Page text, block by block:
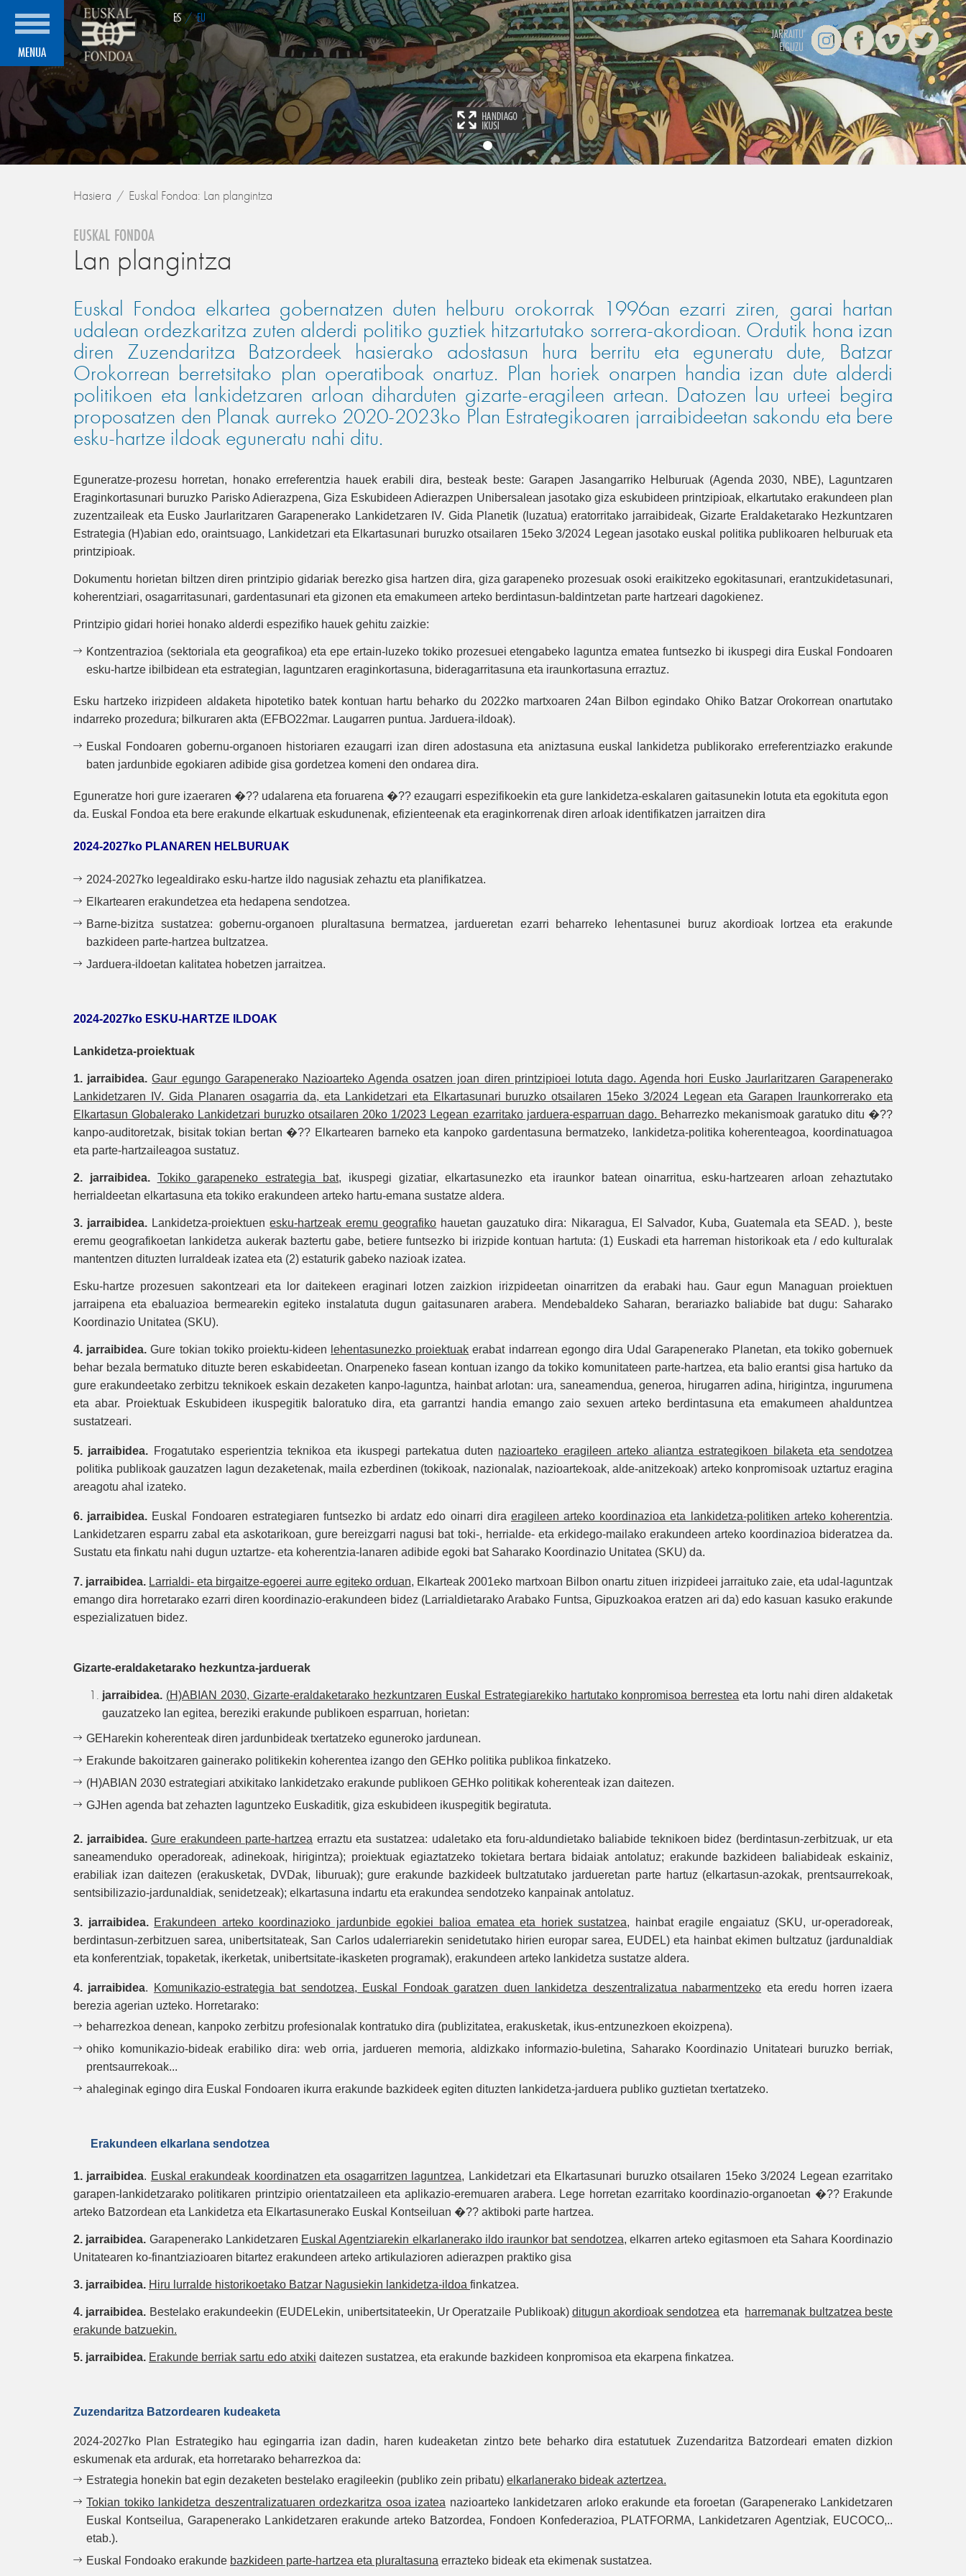
MENUA
ES / EU
JARRAITU
EIGUZU
InstagramFacebookVimeoTwitter
Hasiera Euskal Fondoa: Lan plangintza
EUSKAL FONDOA
Lan plangintza
Euskal Fondoa elkartea gobernatzen duten helburu orokorrak 1996an ezarri ziren, garai hartan
udalean ordezkaritza zuten alderdi politiko guztiek hitzartutako sorrera-akordioan. Ordutik hona izan
diren Zuzendaritza Batzordeek hasierako adostasun hura berritu eta eguneratu dute, Batzar
Orokorrean berretsitako plan operatiboak onartuz. Plan horiek onarpen handia izan dute alderdi
politikoen eta lankidetzaren arloan diharduten gizarte-eragileen artean. Datozen lau urteei begira
proposatzen den Planak aurreko 2020-2023ko Plan Estrategikoaren jarraibideetan sakondu eta bere
esku-hartze ildoak eguneratu nahi ditu.
Eguneratze-prozesu horretan, honako erreferentzia hauek erabili dira, besteak beste: Garapen Jasangarriko Helburuak (Agenda 2030, NBE), Laguntzaren
Eraginkortasunari buruzko Parisko Adierazpena, Giza Eskubideen Adierazpen Unibersalean jasotako giza eskubideen printzipioak, elkartutako erakundeen plan
zuzentzaileak eta Eusko Jaurlaritzaren Garapenerako Lankidetzaren IV. Gida Planetik (luzatua) eratorritako jarraibideak, Gizarte Eraldaketarako Hezkuntzaren
Estrategia (H)abian edo, oraintsuago, Lankidetzari eta Elkartasunari buruzko otsailaren 15eko 3/2024 Legean jasotako euskal politika publikoaren helburuak eta
printzipioak.
Dokumentu horietan biltzen diren printzipio gidariak berezko gisa hartzen dira, giza garapeneko prozesuak osoki eraikitzeko egokitasunari, erantzukidetasunari,
koherentziari, osagarritasunari, gardentasunari eta gizonen eta emakumeen arteko berdintasun-baldintzetan parte hartzeari dagokienez.
Printzipio gidari horiei honako alderdi espezifiko hauek gehitu zaizkie:
Kontzentrazioa (sektoriala eta geografikoa) eta epe ertain-luzeko tokiko prozesuei etengabeko laguntza ematea funtsezko bi ikuspegi dira Euskal Fondoaren
esku-hartze ibilbidean eta estrategian, laguntzaren eraginkortasuna, bideragarritasuna eta iraunkortasuna erraztuz.
Esku hartzeko irizpideen aldaketa hipotetiko batek kontuan hartu beharko du 2022ko martxoaren 24an Bilbon egindako Ohiko Batzar Orokorrean onartutako
indarreko prozedura; bilkuraren akta (EFBO22mar. Laugarren puntua. Jarduera-ildoak).
Euskal Fondoaren gobernu-organoen historiaren ezaugarri izan diren adostasuna eta aniztasuna euskal lankidetza publikorako erreferentziazko erakunde
baten jardunbide egokiaren adibide gisa gordetzea komeni den ondarea dira.
Eguneratze hori gure izaeraren �?? udalarena eta foruarena �?? ezaugarri espezifikoekin eta gure lankidetza-eskalaren gaitasunekin lotuta eta egokituta egon
da. Euskal Fondoa eta bere erakunde elkartuak eskudunenak, efizienteenak eta eraginkorrenak diren arloak identifikatzen jarraitzen dira
2024-2027ko PLANAREN HELBURUAK
2024-2027ko legealdirako esku-hartze ildo nagusiak zehaztu eta planifikatzea.
Elkartearen erakundetzea eta hedapena sendotzea.
Barne-bizitza sustatzea: gobernu-organoen pluraltasuna bermatzea, jardueretan ezarri beharreko lehentasunei buruz akordioak lortzea eta erakunde
bazkideen parte-hartzea bultzatzea.
Jarduera-ildoetan kalitatea hobetzen jarraitzea.
2024-2027ko ESKU-HARTZE ILDOAK
Lankidetza-proiektuak
1. jarraibidea.Gaur egungo Garapenerako Nazioarteko Agenda osatzen joan diren printzipioei lotuta dago. Agenda hori Eusko Jaurlaritzaren Garapenerako
Lankidetzaren IV. Gida Planaren osagarria da, eta Lankidetzari eta Elkartasunari buruzko otsailaren 15eko 3/2024 Legean eta Garapen Iraunkorrerako eta
Elkartasun Globalerako Lankidetzari buruzko otsailaren 20ko 1/2023 Legean ezarritako jarduera-esparruan dago. Beharrezko mekanismoak garatuko ditu �??
kanpo-auditoretzak, bisitak tokian bertan �?? Elkartearen barneko eta kanpoko gardentasuna bermatzeko, lankidetza-politika koherenteagoa, koordinatuagoa
eta parte-hartzaileagoa sustatuz.
2. jarraibidea. Tokiko garapeneko estrategia bat, ikuspegi gizatiar, elkartasunezko eta iraunkor batean oinarritua, esku-hartzearen arloan zehaztutako
herrialdeetan elkartasuna eta tokiko erakundeen arteko hartu-emana sustatze aldera.
3. jarraibidea. Lankidetza-proiektuenesku-hartzeak eremu geografiko hauetan gauzatuko dira: Nikaragua, El Salvador, Kuba, Guatemala eta SEAD. ), beste
eremu geografikoetan lankidetza aukerak baztertu gabe, betiere funtsezko bi irizpide kontuan hartuta: (1) Euskadi eta harreman historikoak eta / edo kulturalak
mantentzen dituzten lurraldeak izatea eta (2) estaturik gabeko nazioak izatea.
Esku-hartze prozesuen sakontzeari eta lor daitekeen eraginari lotzen zaizkion irizpideetan oinarritzen da erabaki hau. Gaur egun Managuan proiektuen
jarraipena eta ebaluazioa bermearekin egiteko instalatuta dugun gaitasunaren arabera. Mendebaldeko Saharan, berariazko baliabide bat dugu: Saharako
Koordinazio Unitatea (SKU).
4. jarraibidea. Gure tokian tokiko proiektu-kideen lehentasunezko proiektuak erabat indarrean egongo dira Udal Garapenerako Planetan, eta tokiko gobernuek
behar bezala bermatuko dituzte beren eskabideetan. Onarpeneko fasean kontuan izango da tokiko komunitateen parte-hartzea, eta balio erantsi gisa hartuko da
gure erakundeetako zerbitzu teknikoek eskain dezaketen kanpo-laguntza, hainbat arlotan: ura, saneamendua, generoa, hirugarren adina, hirigintza, ingurumena
eta abar. Proiektuak Eskubideen ikuspegitik baloratuko dira, eta garrantzi handia emango zaio sexuen arteko berdintasuna eta emakumeen ahalduntzea
sustatzeari.
5. jarraibidea. Frogatutako esperientzia teknikoa eta ikuspegi partekatua duten nazioarteko eragileen arteko aliantza estrategikoen bilaketa eta sendotzea
politika publikoak gauzatzen lagun dezaketenak, maila ezberdinen (tokikoak, nazionalak, nazioartekoak, alde-anitzekoak) arteko konpromisoak uztartuz eragina
areagotu ahal izateko.
6. jarraibidea. Euskal Fondoaren estrategiaren funtsezko bi ardatz edo oinarri dira eragileen arteko koordinazioa eta lankidetza-politiken arteko koherentzia.
Lankidetzaren esparru zabal eta askotarikoan, gure bereizgarri nagusi bat toki-, herrialde- eta erkidego-mailako erakundeen arteko koordinazioa bideratzea da.
Sustatu eta finkatu nahi dugun uztartze- eta koherentzia-lanaren adibide egoki bat Saharako Koordinazio Unitatea (SKU) da.
7. jarraibidea. Larrialdi- eta birgaitze-egoerei aurre egiteko orduan, Elkarteak 2001eko martxoan Bilbon onartu zituen irizpideei jarraituko zaie, eta udal-laguntzak
emango dira horretarako ezarri diren koordinazio-erakundeen bidez (Larrialdietarako Arabako Funtsa, Gipuzkoakoa eratzen ari da) edo kasuan kasuko erakunde
espezializatuen bidez.
Gizarte-eraldaketarako hezkuntza-jarduerak
jarraibidea. (H)ABIAN 2030, Gizarte-eraldaketarako hezkuntzaren Euskal Estrategiarekiko hartutako konpromisoa berrestea eta lortu nahi diren aldaketak
gauzatzeko lan egitea, bereziki erakunde publikoen esparruan, horietan:
GEHarekin koherenteak diren jardunbideak txertatzeko eguneroko jardunean.
Erakunde bakoitzaren gainerako politikekin koherentea izango den GEHko politika publikoa finkatzeko.
(H)ABIAN 2030 estrategiari atxikitako lankidetzako erakunde publikoen GEHko politikak koherenteak izan daitezen.
GJHen agenda bat zehazten laguntzeko Euskaditik, giza eskubideen ikuspegitik begiratuta.
2. jarraibidea. Gure erakundeen parte-hartzea erraztu eta sustatzea: udaletako eta foru-aldundietako baliabide teknikoen bidez (berdintasun-zerbitzuak, ur eta
saneamenduko operadoreak, adinekoak, hirigintza); proiektuak egiaztatzeko tokietara bertara bidaiak antolatuz; erakunde bazkideen baliabideak eskainiz,
erabiliak izan daitezen (erakusketak, DVDak, liburuak); gure erakunde bazkideek bultzatutako jardueretan parte hartuz (elkartasun-azokak, prentsaurrekoak,
sentsibilizazio-jardunaldiak, senidetzeak); elkartasuna indartu eta erakundea sendotzeko kanpainak antolatuz.
3. jarraibidea. Erakundeen arteko koordinazioko jardunbide egokiei balioa ematea eta horiek sustatzea, hainbat eragile engaiatuz (SKU, ur-operadoreak,
berdintasun-zerbitzuen sarea, unibertsitateak, San Carlos udalerriarekin senidetutako hirien europar sarea, EUDEL) eta hainbat ekimen bultzatuz (jardunaldiak
eta konferentziak, topaketak, ikerketak, unibertsitate-ikasketen programak), erakundeen arteko lankidetza sustatze aldera.
4. jarraibidea. Komunikazio-estrategia bat sendotzea, Euskal Fondoak garatzen duen lankidetza deszentralizatua nabarmentzeko eta eredu horren izaera
berezia agerian uzteko. Horretarako:
beharrezkoa denean, kanpoko zerbitzu profesionalak kontratuko dira (publizitatea, erakusketak, ikus-entzunezkoen ekoizpena).
ohiko komunikazio-bideak erabiliko dira: web orria, jardueren memoria, aldizkako informazio-buletina, Saharako Koordinazio Unitateari buruzko berriak,
prentsaurrekoak...
ahaleginak egingo dira Euskal Fondoaren ikurra erakunde bazkideek egiten dituzten lankidetza-jarduera publiko guztietan txertatzeko.
Erakundeen elkarlana sendotzea
1. jarraibidea. Euskal erakundeak koordinatzen eta osagarritzen laguntzea, Lankidetzari eta Elkartasunari buruzko otsailaren 15eko 3/2024 Legean ezarritako
garapen-lankidetzarako politikaren printzipio orientatzaileen eta aplikazio-eremuaren arabera. Lege horretan ezarritako koordinazio-organoetan �?? Erakunde
arteko Batzordean eta Lankidetza eta Elkartasunerako Euskal Kontseiluan �?? aktiboki parte hartzea.
2. jarraibidea. Garapenerako Lankidetzaren Euskal Agentziarekin elkarlanerako ildo iraunkor bat sendotzea, elkarren arteko egitasmoen eta Sahara Koordinazio
Unitatearen ko-finantziazioaren bitartez erakundeen arteko artikulazioren adierazpen praktiko gisa
3. jarraibidea. Hiru lurralde historikoetako Batzar Nagusiekin lankidetza-ildoa finkatzea.
4. jarraibidea. Bestelako erakundeekin (EUDELekin, unibertsitateekin, Ur Operatzaile Publikoak) ditugun akordioak sendotzea eta harremanak bultzatzea beste
erakunde batzuekin.
5. jarraibidea. Erakunde berriak sartu edo atxiki daitezen sustatzea, eta erakunde bazkideen konpromisoa eta ekarpena finkatzea.
Zuzendaritza Batzordearen kudeaketa
2024-2027ko Plan Estrategiko hau egingarria izan dadin, haren kudeaketan zintzo bete beharko dira estatutuek Zuzendaritza Batzordeari ematen dizkion
eskumenak eta ardurak, eta horretarako beharrezkoa da:
Estrategia honekin bat egin dezaketen bestelako eragileekin (publiko zein pribatu) elkarlanerako bideak aztertzea.
Tokian tokiko lankidetza deszentralizatuaren ordezkaritza osoa izatea nazioarteko lankidetzaren arloko erakunde eta foroetan (Garapenerako Lankidetzaren
Euskal Kontseilua, Garapenerako Lankidetzaren erakunde arteko Batzordea, Fondoen Konfederazioa, PLATFORMA, Lankidetzaren Agentziak, EUCOCO,..
etab.).
Euskal Fondoako erakunde bazkideen parte-hartzea eta pluraltasuna errazteko bideak eta ekimenak sustatzea.